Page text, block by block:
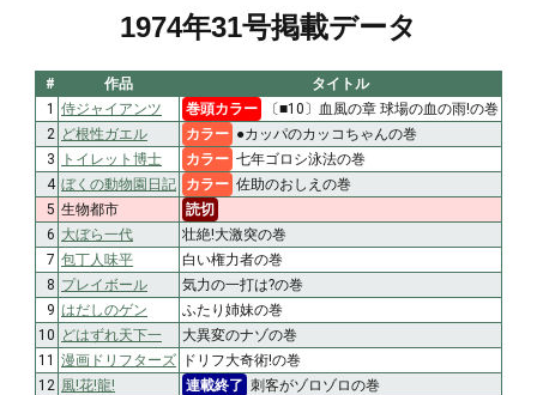
1974年31号掲載データ
# 作品
タイトル
1 侍ジャイアンツ 巻頭カラー
〔■10〕血風の章 球場の血の雨!の巻
2 ど根性ガエル カラー ●カッパのカッコちゃんの巻
3
トイレット博士 カラー 七年ゴロシ泳法の巻
4 ぼくの動物園日記 カラー 佐助のおしえの巻
5 生物都市
読切
6 大ぼら一代
壮絶!大激突の巻
7 包丁人味平
白い権力者の巻
8 プレイボール
気力の一打は?の巻
9 はだしのゲン
ふたり姉妹の巻
10 どはずれ天下一
大異変のナゾの巻
11 漫画ドリフターズ
ドリフ大奇術!の巻
12 風!花!龍! 連載終了 刺客がゾロゾロの巻